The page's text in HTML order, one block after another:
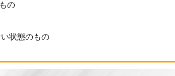
の
状態のもの